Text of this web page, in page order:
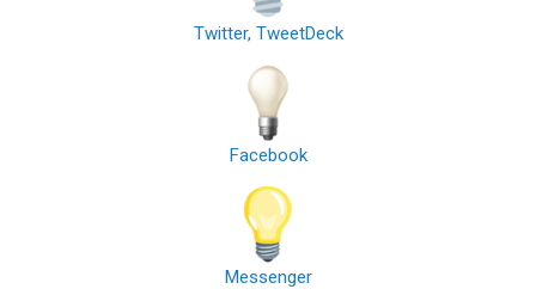
Twitter, TweetDeck
Facebook
Messenger